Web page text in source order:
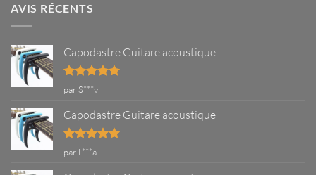
tenir
?
AVIS RÉCENTS
Capodastre Guitare acoustique
Note5sur
par S***v
Capodastre Guitare acoustique
Note5
par L***a